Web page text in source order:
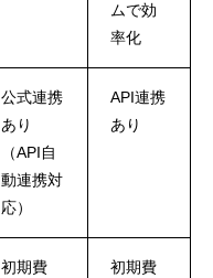
ムで効
率化
公式連携
あり
（API自
動連携対
応）
API連携
あり
初期費
初期費